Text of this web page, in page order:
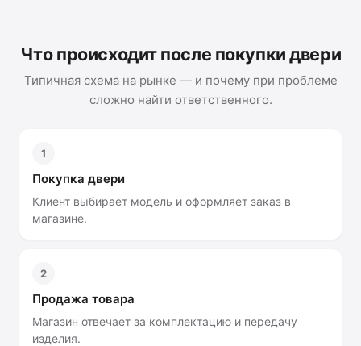
Что происходит после покупки двери
Типичная схема на рынке — и почему при проблеме
сложно найти ответственного.
1
Покупка двери
Клиент выбирает модель и оформляет заказ в
магазине.
2
Продажа товара
Магазин отвечает за комплектацию и передачу
изделия.